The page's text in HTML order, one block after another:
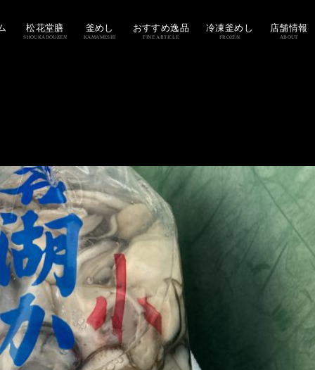
松花堂膳
SHOUKADOUZEN
釜めし
KAMAMESHI
おすすめ逸品
FINE ARTICLE
冷凍釜めし
FROZEN
店舗情報
ABOUT